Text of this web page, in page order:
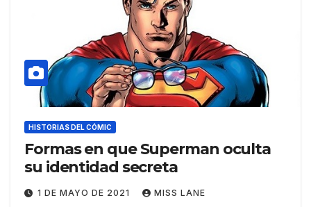
HISTORIAS DEL CÓMIC
Formas en que Superman oculta
su identidad secreta
1 DE MAYO DE 2021 MISS LANE